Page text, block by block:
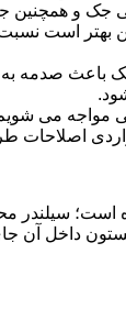
جک و
بهتر است
صدمه به
مواجه می
اصلاحات
است؛
داخل آن